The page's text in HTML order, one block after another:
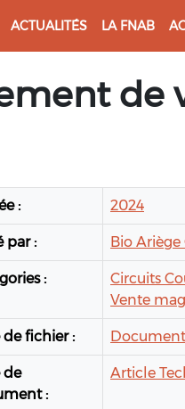
ACTUALITÉS LA FNAB
de
: 2024
par : Bio Ariège
: Circuits
Vente
de fichier : Document
de
:
Article